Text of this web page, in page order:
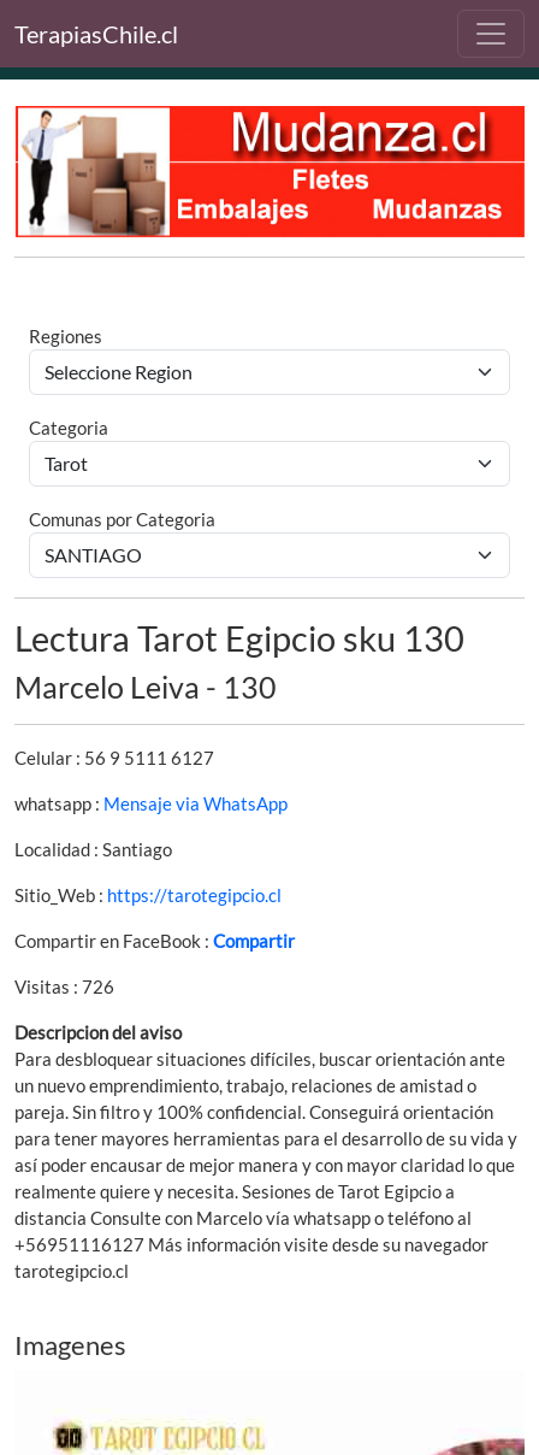
TerapiasChile.cl
Regiones
Categoria
Comunas por Categoria
Lectura Tarot Egipcio sku 130
Marcelo Leiva - 130
Celular : 56 9 5111 6127
whatsapp : Mensaje via WhatsApp
Localidad : Santiago
Sitio_Web : https://tarotegipcio.cl
Compartir en FaceBook : Compartir
Visitas : 726
Descripcion del aviso
Para desbloquear situaciones difíciles, buscar orientación ante
un nuevo emprendimiento, trabajo, relaciones de amistad o
pareja. Sin filtro y 100% confidencial. Conseguirá orientación
para tener mayores herramientas para el desarrollo de su vida y
así poder encausar de mejor manera y con mayor claridad lo que
realmente quiere y necesita. Sesiones de Tarot Egipcio a
distancia Consulte con Marcelo vía whatsapp o teléfono al
+56951116127 Más información visite desde su navegador
tarotegipcio.cl
Imagenes